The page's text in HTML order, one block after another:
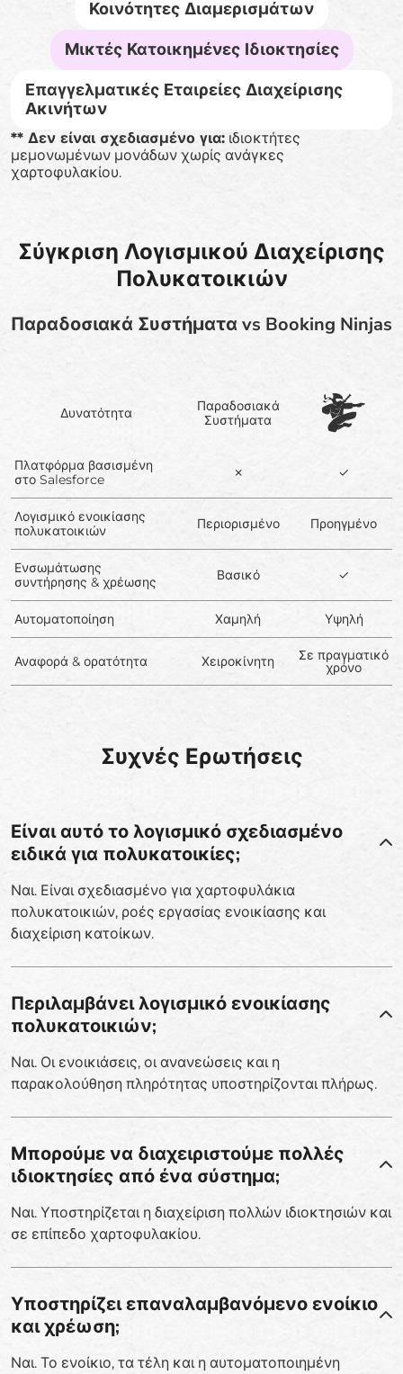
Κοινότητες Διαμερισμάτων
Μικτές Κατοικημένες Ιδιοκτησίες
Επαγγελματικές Εταιρείες Διαχείρισης
Ακινήτων
** Δεν είναι σχεδιασμένο για: ιδιοκτήτες
μεμονωμένων μονάδων χωρίς ανάγκες
χαρτοφυλακίου.
Σύγκριση Λογισμικού Διαχείρισης
Πολυκατοικιών
Παραδοσιακά Συστήματα vs Booking Ninjas
Δυνατότητα
Παραδοσιακά
Συστήματα
Πλατφόρμα βασισμένη
στο Salesforce
✗ ✓
Λογισμικό ενοικίασης
πολυκατοικιών
Περιορισμένο Προηγμένο
Ενσωμάτωσης
συντήρησης & χρέωσης
Βασικό ✓
Αυτοματοποίηση Χαμηλή Υψηλή
Αναφορά & ορατότητα Χειροκίνητη Σε πραγματικό
χρόνο
Συχνές Ερωτήσεις
Είναι αυτό το λογισμικό σχεδιασμένο
ειδικά για πολυκατοικίες;
Ναι. Είναι σχεδιασμένο για χαρτοφυλάκια
πολυκατοικιών, ροές εργασίας ενοικίασης και
διαχείριση κατοίκων.
Περιλαμβάνει λογισμικό ενοικίασης
πολυκατοικιών;
Ναι. Οι ενοικιάσεις, οι ανανεώσεις και η
παρακολούθηση πληρότητας υποστηρίζονται πλήρως.
Μπορούμε να διαχειριστούμε πολλές
ιδιοκτησίες από ένα σύστημα;
Ναι. Υποστηρίζεται η διαχείριση πολλών ιδιοκτησιών και
σε επίπεδο χαρτοφυλακίου.
Υποστηρίζει επαναλαμβανόμενο ενοίκιο
και χρέωση;
Ναι. Το ενοίκιο, τα τέλη και η αυτοματοποιημένη